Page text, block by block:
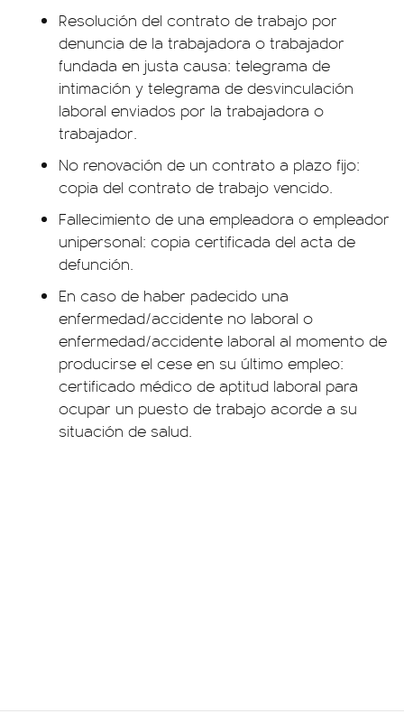
Resolución del contrato de trabajo por
denuncia de la trabajadora o trabajador
fundada en justa causa: telegrama de
intimación y telegrama de desvinculación
laboral enviados por la trabajadora o
trabajador.
No renovación de un contrato a plazo fijo:
copia del contrato de trabajo vencido.
Fallecimiento de una empleadora o empleador
unipersonal: copia certificada del acta de
defunción.
En caso de haber padecido una
enfermedad/accidente no laboral o
enfermedad/accidente laboral al momento de
producirse el cese en su último empleo:
certificado médico de aptitud laboral para
ocupar un puesto de trabajo acorde a su
situación de salud.